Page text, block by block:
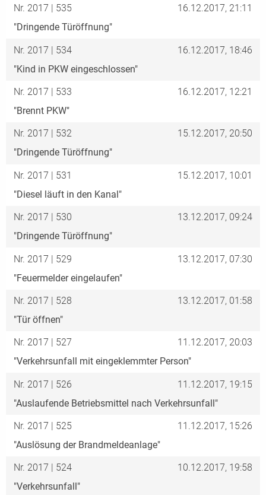
Nr. 2017 | 535
"Dringende Türöffnung"
16.12.2017, 21:11
Nr. 2017 | 534
"Kind in PKW eingeschlossen"
16.12.2017, 18:46
Nr. 2017 | 533
"Brennt PKW"
16.12.2017, 12:21
Nr. 2017 | 532
"Dringende Türöffnung"
15.12.2017, 20:50
Nr. 2017 | 531
"Diesel läuft in den Kanal"
15.12.2017, 10:01
Nr. 2017 | 530
"Dringende Türöffnung"
13.12.2017, 09:24
Nr. 2017 | 529
"Feuermelder eingelaufen"
13.12.2017, 07:30
Nr. 2017 | 528
"Tür öffnen"
13.12.2017, 01:58
Nr. 2017 | 527
"Verkehrsunfall mit eingeklemmter Person"
11.12.2017, 20:03
Nr. 2017 | 526
"Auslaufende Betriebsmittel nach Verkehrsunfall"
11.12.2017, 19:15
Nr. 2017 | 525
"Auslösung der Brandmeldeanlage"
11.12.2017, 15:26
Nr. 2017 | 524
"Verkehrsunfall"
10.12.2017, 19:58